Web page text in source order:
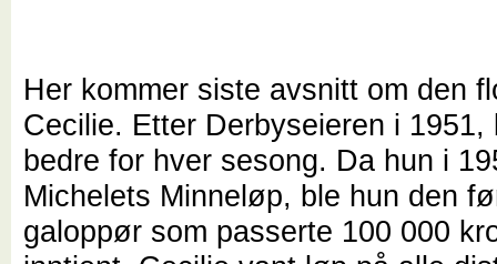
Her kommer siste avsnitt om den
Cecilie. Etter Derbyseieren i 1951,
bedre for hver sesong. Da hun i
Michelets Minneløp, ble hun den
galoppør som passerte 100 000